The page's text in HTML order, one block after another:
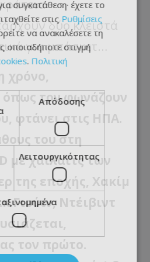
δύο κλειστά
για μπάσκετ…
χρόνο,
όπως τον φωνάζουν
φτάνει στις ΗΠΑ.
του στη
με χάιλαϊτς των
της εποχής, Χακίμ
Γιούιν, Ντέιβιντ
τον πρώτο.
συγκατάθεση· έχετε το
στιςΡυθμίσεις
να ανακαλέσετε τη
οποιαδήποτε στιγμή
. Πολιτική
Απόδοσης
Λειτουργικότητας